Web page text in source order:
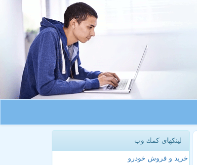
لینکهای كمك وب
خرید و فروش خودرو